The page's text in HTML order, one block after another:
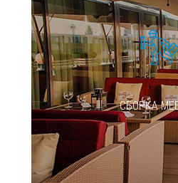
СБОРКА